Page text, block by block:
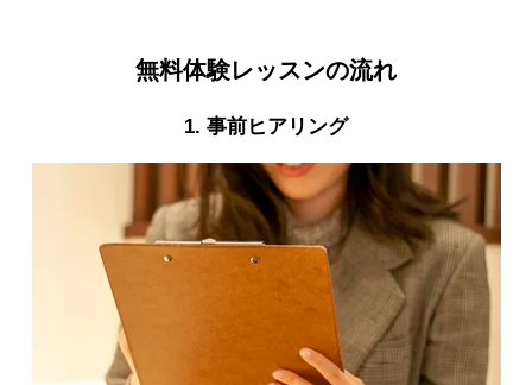
無料体験レッスンの流れ
1. 事前ヒアリング